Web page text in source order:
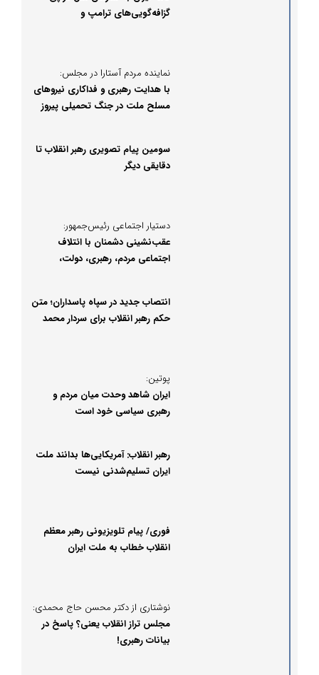
گزافه‌گویی‌های ترامپ و
نماینده مردم آستارا در مجلس:
با هدایت رهبری و فداکاری نیروهای
مسلح ملت در جنگ تحمیلی پیروز
سومین پیام تصویری رهبر انقلاب تا
دقایقی دیگر
دستیار اجتماعی رئیس‌جمهور:
عقب‌نشینی دشمنان با ائتلاف
اجتماعی مردم، رهبری، دولت،
انتصاب جدید در سپاه پاسداران؛ متن
حکم رهبر انقلاب برای سردار محمد
پوتین:
ایران شاهد وحدت میان مردم و
رهبری سیاسی خود است
رهبر انقلاب: آمریکایی‌ها بدانند ملت
ایران تسلیم‌شدنی نیست
فوری/ پیام تلویزیونی رهبر معظم
انقلاب خطاب به ملت ایران
نوشتاری از دکتر محسن حاج محمدی:
مجلس تراز انقلاب یعنی؟ پاسخ در
بیانات رهبری!